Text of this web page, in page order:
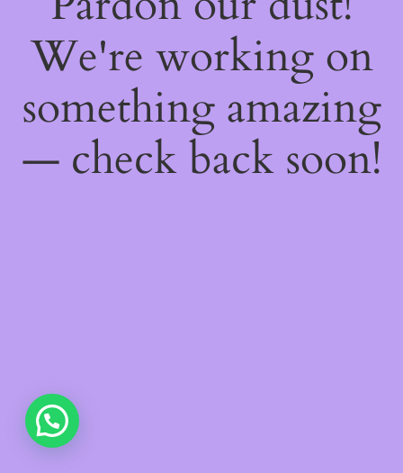
We're working on
something amazing
— check back soon!